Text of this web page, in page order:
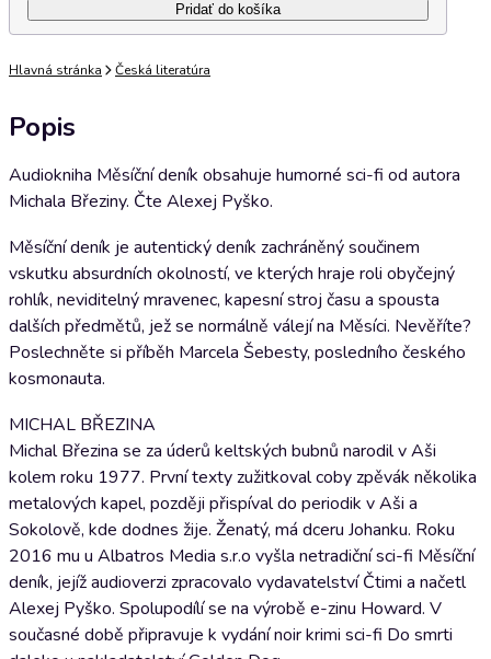
Pridať do košíka
Hlavná stránka Česká literatúra
Popis
Audiokniha Měsíční deník obsahuje humorné sci-fi od autora
Michala Březiny. Čte Alexej Pyško.
Měsíční deník je autentický deník zachráněný součinem
vskutku absurdních okolností, ve kterých hraje roli obyčejný
rohlík, neviditelný mravenec, kapesní stroj času a spousta
dalších předmětů, jež se normálně válejí na Měsíci. Nevěříte?
Poslechněte si příběh Marcela Šebesty, posledního českého
kosmonauta.
MICHAL BŘEZINA
Michal Březina se za úderů keltských bubnů narodil v Aši
kolem roku 1977. První texty zužitkoval coby zpěvák několika
metalových kapel, později přispíval do periodik v Aši a
Sokolově, kde dodnes žije. Ženatý, má dceru Johanku. Roku
2016 mu u Albatros Media s.r.o vyšla netradiční sci-fi Měsíční
deník, jejíž audioverzi zpracovalo vydavatelství Čtimi a načetl
Alexej Pyško. Spolupodílí se na výrobě e-zinu Howard. V
současné době připravuje k vydání noir krimi sci-fi Do smrti